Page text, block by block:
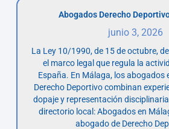
Abogados Derecho
junio 3, 2026
La Ley 10/1990, de 15 de octubre,
el marco legal que regula la
España. En Málaga, los abogados
Derecho Deportivo combinan
dopaje y representación
directorio local: Abogados en
abogado de Derecho